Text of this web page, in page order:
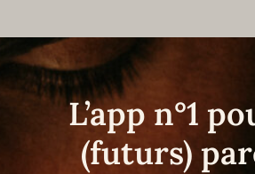
L’app n°1
(futurs)